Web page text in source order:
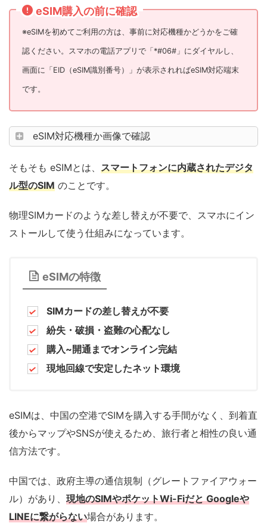
eSIM購入の前に確認
※eSIMを初めてご利用の方は、事前に対応機種かどうかをご確
認ください。スマホの電話アプリで「*#06#」にダイヤルし、
画面に「EID（eSIM識別番号）」が表示されればeSIM対応端末
です。
eSIM対応機種か画像で確認
そもそも eSIMとは、 スマートフォンに内蔵されたデジタ
ル型のSIM のことです。
物理SIMカードのような差し替えが不要で、スマホにイン
ストールして使う仕組みになっています。
eSIMの特徴
SIMカードの差し替えが不要
紛失・破損・盗難の心配なし
購入~開通までオンライン完結
現地回線で安定したネット環境
eSIMは、中国の空港でSIMを購入する手間がなく、到着直
後からマップやSNSが使えるため、旅行者と相性の良い通
信方法です。
中国では、政府主導の通信規制（グレートファイアウォー
ル）があり、 現地のSIMやポケットWi-Fiだと Googleや
LINEに繋がらない場合があります。